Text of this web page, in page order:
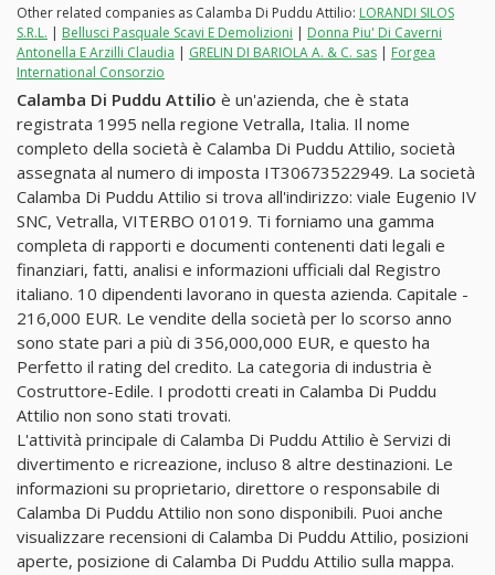
Other related companies as Calamba Di Puddu Attilio: LORANDI SILOS
S.R.L. | Bellusci Pasquale Scavi E Demolizioni | Donna Piu' Di Caverni
Antonella E Arzilli Claudia | GRELIN DI BARIOLA A. & C. sas | Forgea
International Consorzio
Calamba Di Puddu Attilio è un'azienda, che è stata
registrata 1995 nella regione Vetralla, Italia. Il nome
completo della società è Calamba Di Puddu Attilio, società
assegnata al numero di imposta IT30673522949. La società
Calamba Di Puddu Attilio si trova all'indirizzo: viale Eugenio IV
SNC, Vetralla, VITERBO 01019. Ti forniamo una gamma
completa di rapporti e documenti contenenti dati legali e
finanziari, fatti, analisi e informazioni ufficiali dal Registro
italiano. 10 dipendenti lavorano in questa azienda. Capitale -
216,000 EUR. Le vendite della società per lo scorso anno
sono state pari a più di 356,000,000 EUR, e questo ha
Perfetto il rating del credito. La categoria di industria è
Costruttore-Edile. I prodotti creati in Calamba Di Puddu
Attilio non sono stati trovati.
L'attività principale di Calamba Di Puddu Attilio è Servizi di
divertimento e ricreazione, incluso 8 altre destinazioni. Le
informazioni su proprietario, direttore o responsabile di
Calamba Di Puddu Attilio non sono disponibili. Puoi anche
visualizzare recensioni di Calamba Di Puddu Attilio, posizioni
aperte, posizione di Calamba Di Puddu Attilio sulla mappa.